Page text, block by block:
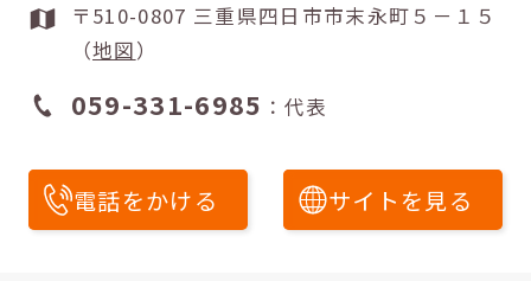
〒510-0807 三重県四日市市末永町５－１５
（地図）
059-331-6985 ：代表
電話をかける サイトを見る